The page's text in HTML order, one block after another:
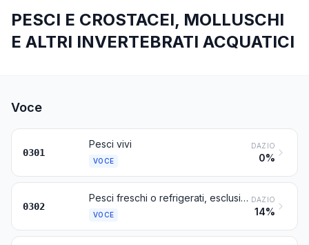
PESCI E CROSTACEI, MOLLUSCHI
E ALTRI INVERTEBRATI ACQUATICI
Voce
0301
Pesci vivi
VOCE
DAZIO
0%
0302
Pesci freschi o refrigerati, esclusi i filetti di pesce e di altra carne di pesci della voce 0304
VOCE
DAZIO
14%